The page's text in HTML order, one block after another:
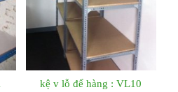
kệ v lỗ để hàng : VL10